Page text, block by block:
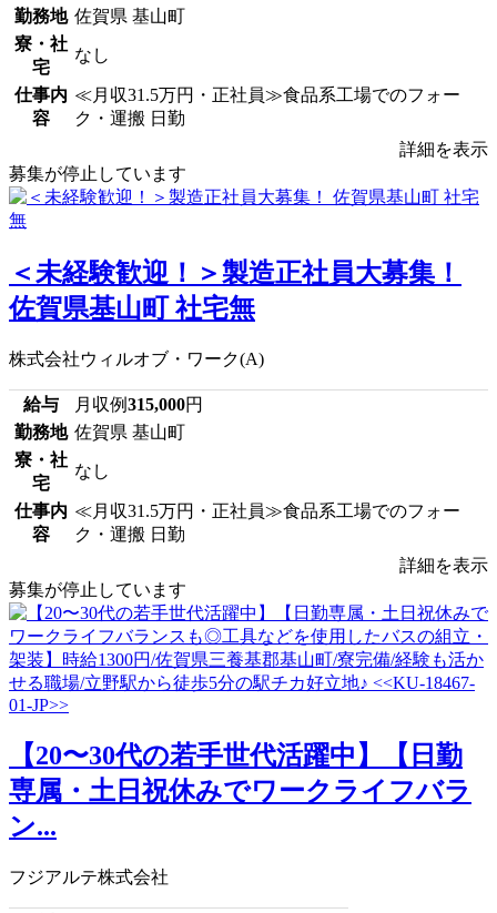
勤務地 佐賀県 基山町
寮・社
宅
なし
仕事内
容
≪月収31.5万円・正社員≫食品系工場でのフォー
ク・運搬 日勤
詳細を表示
募集が停止しています
＜未経験歓迎！＞製造正社員大募集！
佐賀県基山町 社宅無
株式会社ウィルオブ・ワーク(A)
給与 月収例315,000円
勤務地 佐賀県 基山町
寮・社
宅
なし
仕事内
容
≪月収31.5万円・正社員≫食品系工場でのフォー
ク・運搬 日勤
詳細を表示
募集が停止しています
【20〜30代の若手世代活躍中】【日勤
専属・土日祝休みでワークライフバラ
ン...
フジアルテ株式会社